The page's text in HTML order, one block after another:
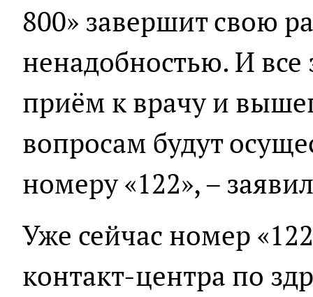
800» завершит свою
ненадобностью. И
приём к врачу и
вопросам будут
номеру «122», –
Уже сейчас номер
контакт-центра по